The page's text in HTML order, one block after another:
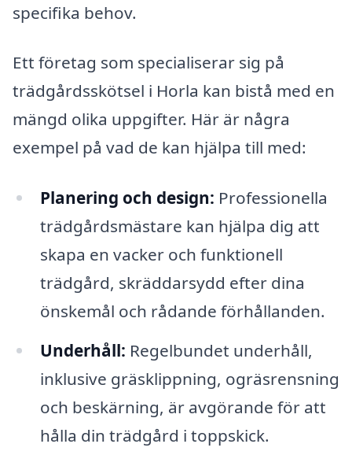
specifika behov.
Ett företag som specialiserar sig på
trädgårdsskötsel i Horla kan bistå med en
mängd olika uppgifter. Här är några
exempel på vad de kan hjälpa till med:
Planering och design: Professionella
trädgårdsmästare kan hjälpa dig att
skapa en vacker och funktionell
trädgård, skräddarsydd efter dina
önskemål och rådande förhållanden.
Underhåll: Regelbundet underhåll,
inklusive gräsklippning, ogräsrensning
och beskärning, är avgörande för att
hålla din trädgård i toppskick.